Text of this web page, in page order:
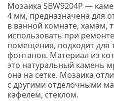
Мозаика SBW9204P —
4 мм, предназначена для
в ванной комнате, хамам,
использовать при
помещения, подходит для
фонтанов. Материал из
это натуральный камень
она на сетке. Мозаика
с другими отделочными
кафелем, стеклом.